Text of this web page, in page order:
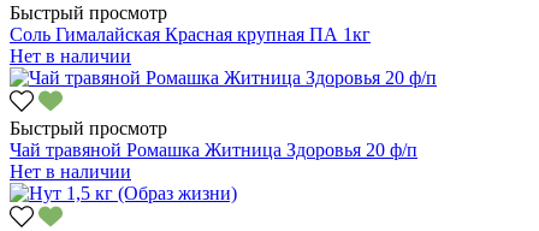
Быстрый просмотр
Соль Гималайская Красная крупная ПА 1кг
Нет в наличии
Быстрый просмотр
Чай травяной Ромашка Житница Здоровья 20 ф/п
Нет в наличии